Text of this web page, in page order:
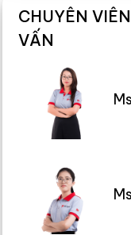
CHUYÊN
VẤN